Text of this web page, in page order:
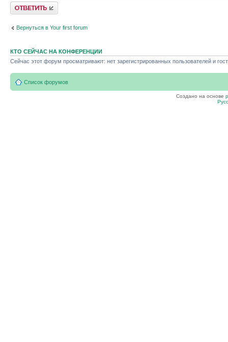
Ответить
Вернуться в Your first forum
КТО СЕЙЧАС НА КОНФЕРЕНЦИИ
Сейчас этот форум просматривают: нет зарегистрированных пользователей и
Список форумов
Создано на основе